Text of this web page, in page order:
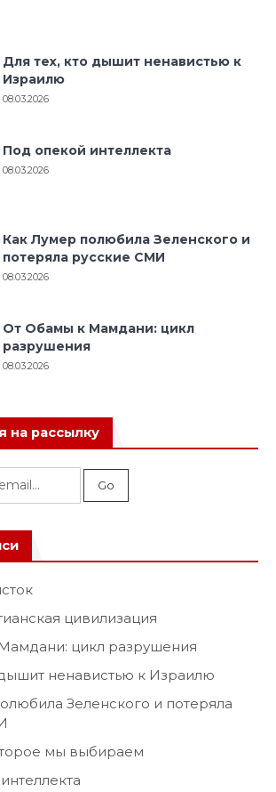
Для тех, кто дышит ненавистью к
Израилю
08.03.2026
Под опекой интеллекта
08.03.2026
Как Лумер полюбила Зеленского и
потеряла русские СМИ
08.03.2026
От Обамы к Мамдани: цикл
разрушения
08.03.2026
на рассылку
цивилизация
цикл разрушения
дышит ненавистью к Израилю
Зеленского и потеряла
мы выбираем